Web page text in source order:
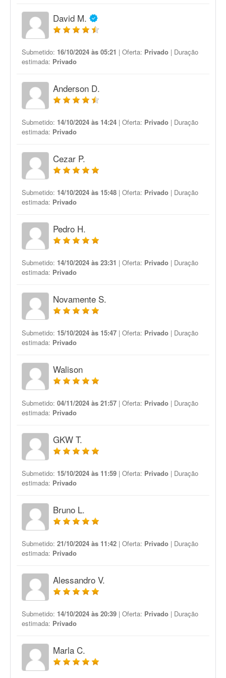
David M.
Submetido: 16/10/2024 às 05:21 | Oferta: Privado | Duração
estimada: Privado
Anderson D.
Submetido: 14/10/2024 às 14:24 | Oferta: Privado | Duração
estimada: Privado
Cezar P.
Submetido: 14/10/2024 às 15:48 | Oferta: Privado | Duração
estimada: Privado
Pedro H.
Submetido: 14/10/2024 às 23:31 | Oferta: Privado | Duração
estimada: Privado
Novamente S.
Submetido: 15/10/2024 às 15:47 | Oferta: Privado | Duração
estimada: Privado
Walison
Submetido: 04/11/2024 às 21:57 | Oferta: Privado | Duração
estimada: Privado
GKW T.
Submetido: 15/10/2024 às 11:59 | Oferta: Privado | Duração
estimada: Privado
Bruno L.
Submetido: 21/10/2024 às 11:42 | Oferta: Privado | Duração
estimada: Privado
Alessandro V.
Submetido: 14/10/2024 às 20:39 | Oferta: Privado | Duração
estimada: Privado
Marla C.